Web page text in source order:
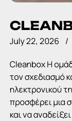
July 22, 2026
Cleanbox Η
τον σχεδιασμό
ηλεκτρονικού
προσφέρει μια
και να